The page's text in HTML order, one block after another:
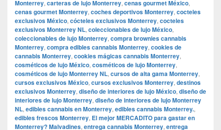
Monterrey, carteras de lujo Monterrey, cenas gourmet México,
cenas gourmet Monterrey, coches deportivos Monterrey, cocteles
exclusivos México, cócteles exclusivos Monterrey, cocteles
exclusivos Monterrey NL, coleccionables de lujo México,
coleccionables de lujo Monterrey, compra brownies cannabis
Monterrey, compra edibles cannabis Monterrey, cookies de
cannabis Monterrey, cookies mágicas cannabis Monterrey,
cosméticos de lujo México, cosméticos de lujo Monterrey,
cosméticos de lujo Monterrey NL, cursos de alta gama Monterrey,
cursos exclusivos México, cursos exclusivos Monterrey, destinos
exclusivos Monterrey, diseño de interiores de lujo México, diseño de
interiores de lujo Monterrey, diseño de interiores de lujo Monterrey
NL, edibles cannabis en Monterrey, edibles cannabis Monterrey.,
edibles frescos Monterrey, El mejor MERCADITO para gastar en
Monterrey? Malvadines, entrega cannabis Monterrey, entrega